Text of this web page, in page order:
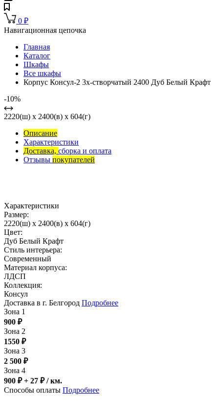
0 ₽
Навигационная цепочка
Главная
Каталог
Шкафы
Все шкафы
Корпус Консул-2 3х-створчатый 2400 Дуб Белый Крафт
-10%
2220(ш) x 2400(в) x 604(г)
Описание
Характеристики
Доставка, сборка и оплата
Отзывы покупателей
Характеристики
Размер:
2220(ш) x 2400(в) x 604(г)
Цвет:
Дуб Белый Крафт
Стиль интерьера:
Современный
Материал корпуса:
ЛДСП
Коллекция:
Консул
Доставка в г. Белгород Подробнее
Зона 1
900 ₽
Зона 2
1550 ₽
Зона 3
2 500 ₽
Зона 4
900 ₽ + 27 ₽/ км.
Способы оплаты Подробнее